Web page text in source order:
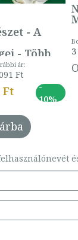
- A
- Több
ár:
Ft
Ft
-
10%